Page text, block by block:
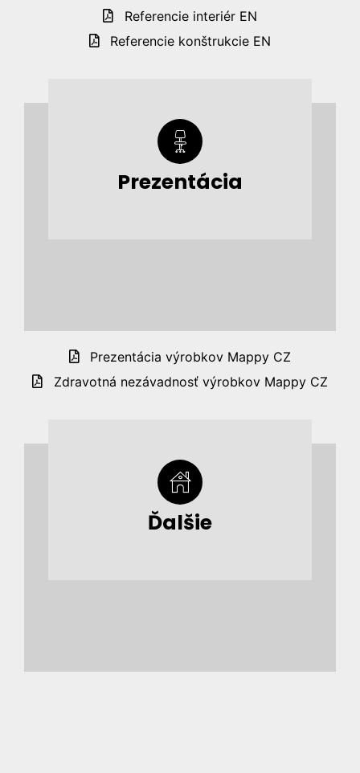
Referencie interiér EN
Referencie konštrukcie EN
Prezentácia
Prezentácia výrobkov Mappy CZ
Zdravotná nezávadnosť výrobkov Mappy CZ
Ďalšie